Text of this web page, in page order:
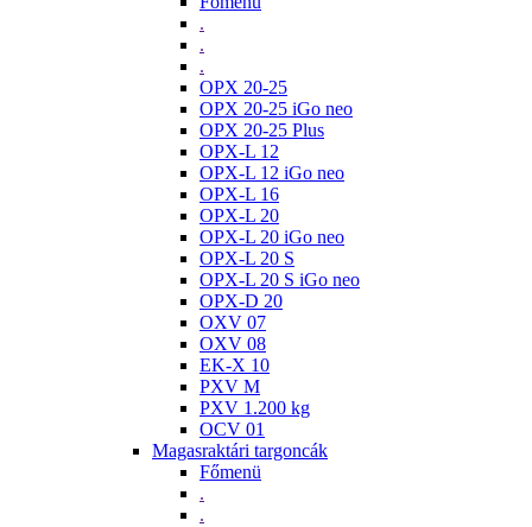
.
.
.
OPX 20-25
OPX 20-25 iGo neo
OPX 20-25 Plus
OPX-L 12
OPX-L 12 iGo neo
OPX-L 16
OPX-L 20
OPX-L 20 iGo neo
OPX-L 20 S
OPX-L 20 S iGo neo
OPX-D 20
OXV 07
OXV 08
EK-X 10
PXV M
PXV 1.200 kg
OCV 01
Magasraktári targoncák
Főmenü
.
.